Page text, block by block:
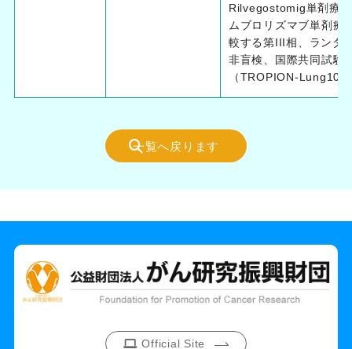
Rilvegostomig単剤療
ムブロリズマブ単剤療
較する第III相、ランダ
非盲検、国際共同試験
（TROPION-Lung10）
一覧へ戻ります
Official Site